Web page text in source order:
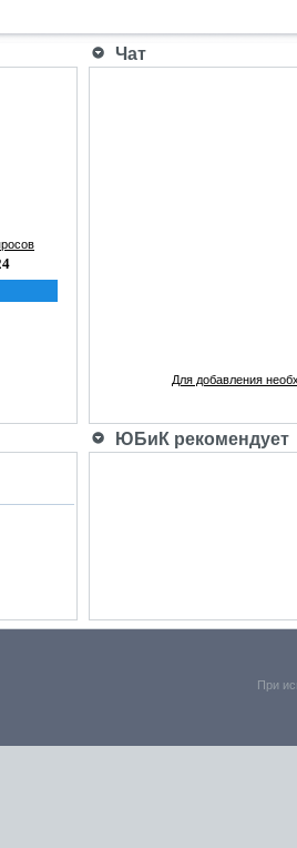
Чат
Для добавления
ЮБиК рекомендует
При